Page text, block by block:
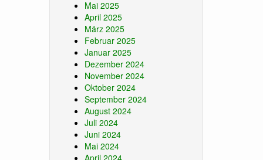
Mai 2025
April 2025
März 2025
Februar 2025
Januar 2025
Dezember 2024
November 2024
Oktober 2024
September 2024
August 2024
Juli 2024
Juni 2024
Mai 2024